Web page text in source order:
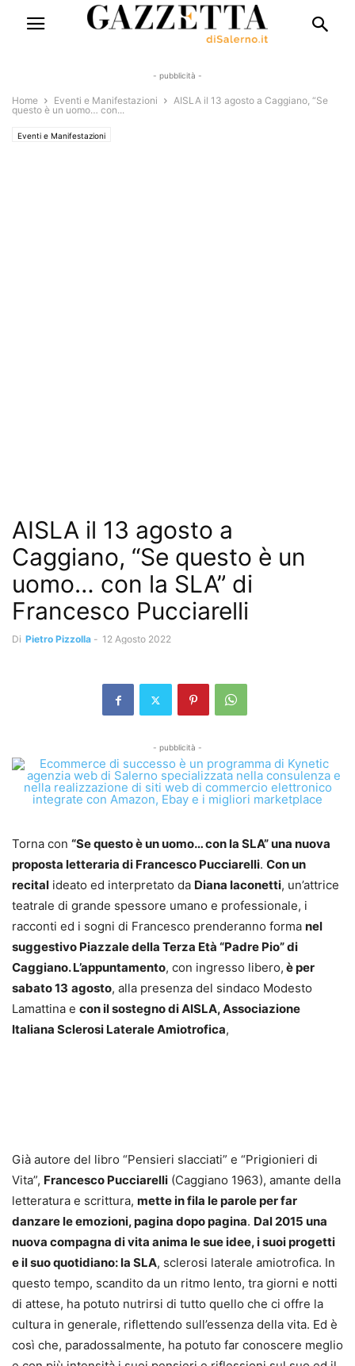
- pubblicità -
Home Eventi e Manifestazioni
AISLA il 13 agosto a Caggiano, “Se
questo è un uomo… con...
Eventi e Manifestazioni
AISLA il 13 agosto a
Caggiano, “Se questo è un
uomo… con la SLA” di
Francesco Pucciarelli
Di Pietro Pizzolla - 12 Agosto 2022
- pubblicità -
Torna con “Se questo è un uomo… con la SLA”una nuova
proposta letteraria di Francesco Pucciarelli. Con un
recital ideato ed interpretato da Diana Iaconetti, un’attrice
teatrale di grande spessore umano e professionale, i
racconti ed i sogni di Francesco prenderanno forma nel
suggestivo Piazzale della Terza Età “Padre Pio” di
Caggiano. L’appuntamento, con ingresso libero, è per
sabato 13 agosto, alla presenza del sindaco Modesto
Lamattina e con il sostegno di AISLA, Associazione
Italiana Sclerosi Laterale Amiotrofica,
Già autore del libro “Pensieri slacciati” e “Prigionieri di
Vita”, Francesco Pucciarelli (Caggiano 1963), amante della
letteratura e scrittura, mette in fila le parole per far
danzare le emozioni, pagina dopo pagina. Dal 2015 una
nuova compagna di vita anima le sue idee, i suoi progetti
e il suo quotidiano: la SLA, sclerosi laterale amiotrofica. In
questo tempo, scandito da un ritmo lento, tra giorni e notti
di attese, ha potuto nutrirsi di tutto quello che ci offre la
cultura in generale, riflettendo sull’essenza della vita. Ed è
così che, paradossalmente, ha potuto far conoscere meglio